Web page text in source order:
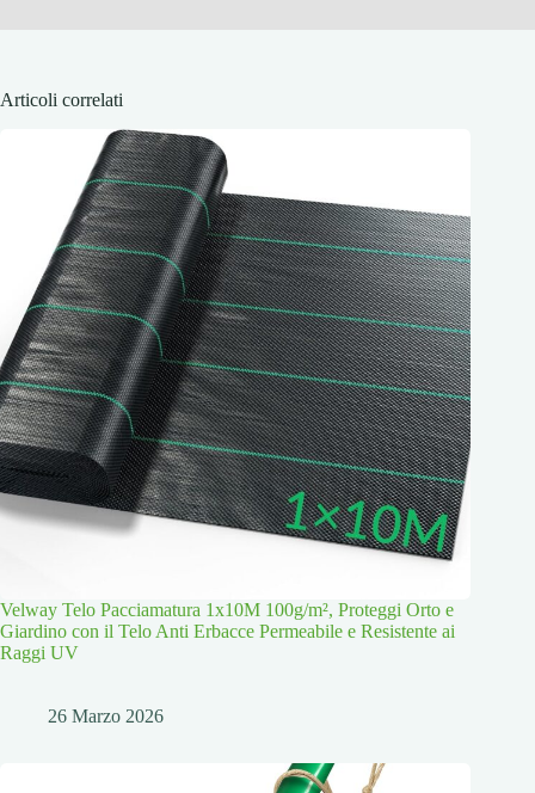
Articoli correlati
Velway Telo Pacciamatura 1x10M 100g/m², Proteggi Orto e
Giardino con il Telo Anti Erbacce Permeabile e Resistente ai
Raggi UV
26 Marzo 2026